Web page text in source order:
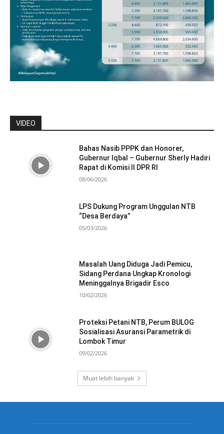
VIDEO
Bahas Nasib PPPK dan Honorer,
Gubernur Iqbal – Gubernur Sherly Hadiri
Rapat di Komisi II DPR RI
08/06/2026
LPS Dukung Program Unggulan NTB
“Desa Berdaya”
05/03/2026
Masalah Uang Diduga Jadi Pemicu,
Sidang Perdana Ungkap Kronologi
Meninggalnya Brigadir Esco
10/02/2026
Proteksi Petani NTB, Perum BULOG
Sosialisasi Asuransi Parametrik di
Lombok Timur
09/02/2026
Muat lebih banyak